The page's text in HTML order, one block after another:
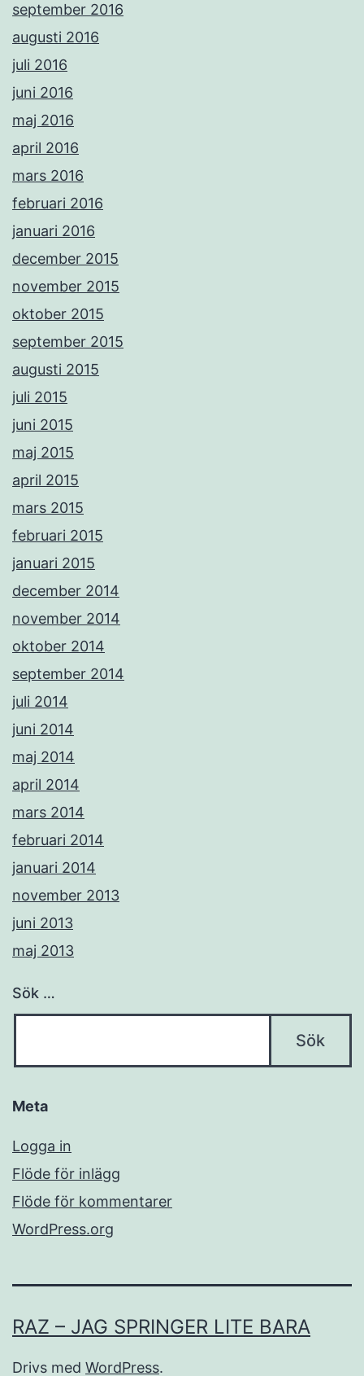
september 2016
augusti 2016
juli 2016
juni 2016
maj 2016
april 2016
mars 2016
februari 2016
januari 2016
december 2015
november 2015
oktober 2015
september 2015
augusti 2015
juli 2015
juni 2015
maj 2015
april 2015
mars 2015
februari 2015
januari 2015
december 2014
november 2014
oktober 2014
september 2014
juli 2014
juni 2014
maj 2014
april 2014
mars 2014
februari 2014
januari 2014
november 2013
juni 2013
maj 2013
Sök …
Meta
Logga in
Flöde för inlägg
Flöde för kommentarer
WordPress.org
RAZ – JAG SPRINGER LITE BARA
Drivs med WordPress.